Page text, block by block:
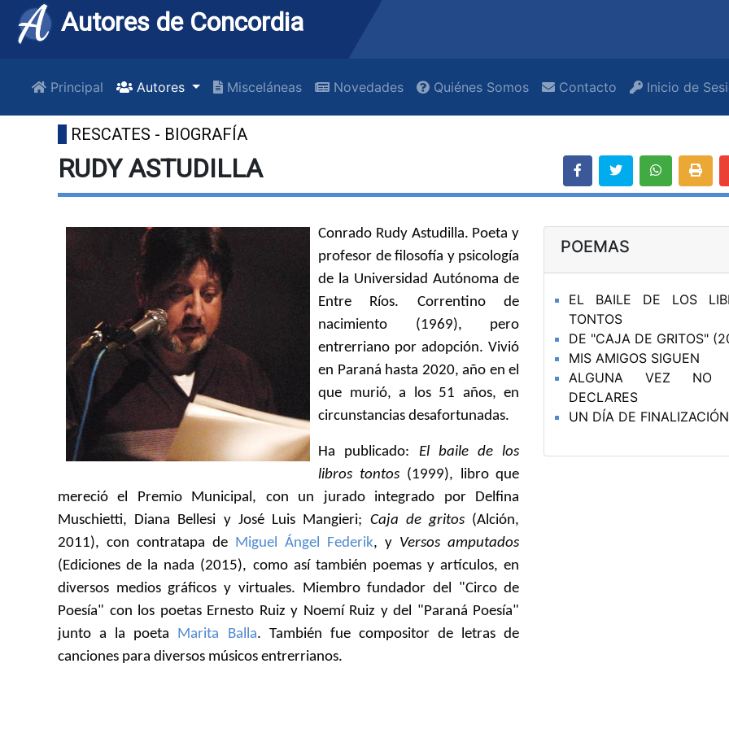
Autores de Concordia
Principal Autores Misceláneas Novedades Quiénes Somos Contacto Inicio de
RESCATES - BIOGRAFÍA
RUDY ASTUDILLA
Conrado Rudy Astudilla. Poeta y
profesor de filosofía y psicología
de la Universidad Autónoma de
Entre Ríos. Correntino de
nacimiento (1969), pero
entrerriano por adopción. Vivió
en Paraná hasta 2020, año en el
que murió, a los 51 años, en
circunstancias desafortunadas.
Ha publicado: El baile de los
libros tontos(1999), libro que
mereció el Premio Municipal, con un jurado integrado por Delfina
Muschietti, Diana Bellesi y José Luis Mangieri; Caja de gritos (Alción,
2011), con contratapa de
Miguel Ángel Federik, y Versos amputados
(Ediciones de la nada (2015), como así también poemas y artículos, en
diversos medios gráficos y virtuales. Miembro fundador del "Circo de
Poesía" con los poetas Ernesto Ruiz y Noemí Ruiz y del "Paraná Poesía"
junto a la poeta
Marita Balla. También fue compositor de letras de
canciones para diversos músicos entrerrianos.
POEMAS
EL BAILE DE LOS
TONTOS
DE "CAJA DE GRITOS"
MIS AMIGOS SIGUEN
ALGUNA VEZ NO
DECLARES
UN DÍA DE FINALIZACIÓN